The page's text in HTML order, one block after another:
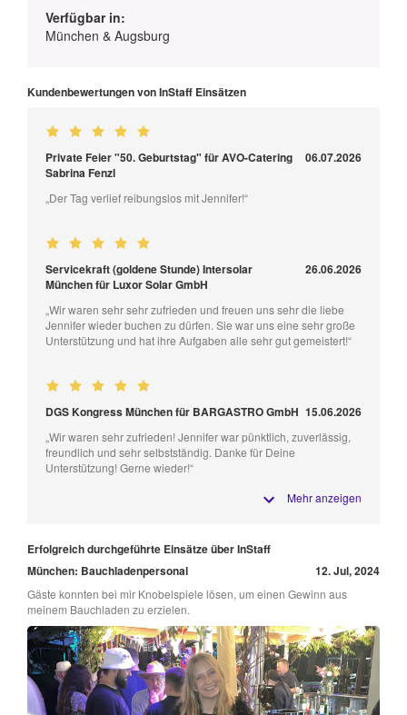
Verfügbar in:
München & Augsburg
Kundenbewertungen von InStaff Einsätzen
Private Feier "50. Geburtstag" für AVO-Catering
Sabrina Fenzl
06.07.2026
„Der Tag verlief reibungslos mit Jennifer!“
Servicekraft (goldene Stunde) Intersolar
München für Luxor Solar GmbH
26.06.2026
„Wir waren sehr sehr zufrieden und freuen uns sehr die liebe
Jennifer wieder buchen zu dürfen. Sie war uns eine sehr große
Unterstützung und hat ihre Aufgaben alle sehr gut gemeistert!“
DGS Kongress München für BARGASTRO GmbH 15.06.2026
„Wir waren sehr zufrieden! Jennifer war pünktlich, zuverlässig,
freundlich und sehr selbstständig. Danke für Deine
Unterstützung! Gerne wieder!“
Mehr anzeigen
Erfolgreich durchgeführte Einsätze über InStaff
München: Bauchladenpersonal
12. Jul, 2024
Gäste konnten bei mir Knobelspiele lösen, um einen Gewinn aus
meinem Bauchladen zu erzielen.